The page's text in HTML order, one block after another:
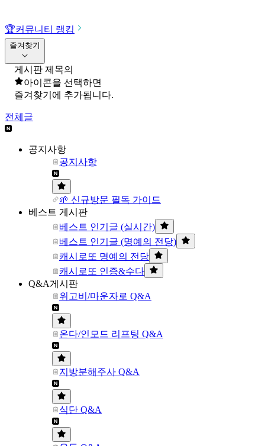
🏆커뮤니티 랭킹
즐겨찾기
게시판 제목의
아이콘을 선택하면
즐겨찾기에 추가됩니다.
전체글
공지사항
공지사항
🌱 신규방문 필독 가이드
베스트 게시판
베스트 인기글 (실시간)
베스트 인기글 (명예의 전당)
캐시로또 명예의 전당
캐시로또 인증&수다
Q&A게시판
위고비/마운자로 Q&A
온다/인모드 리프팅 Q&A
지방분해주사 Q&A
식단 Q&A